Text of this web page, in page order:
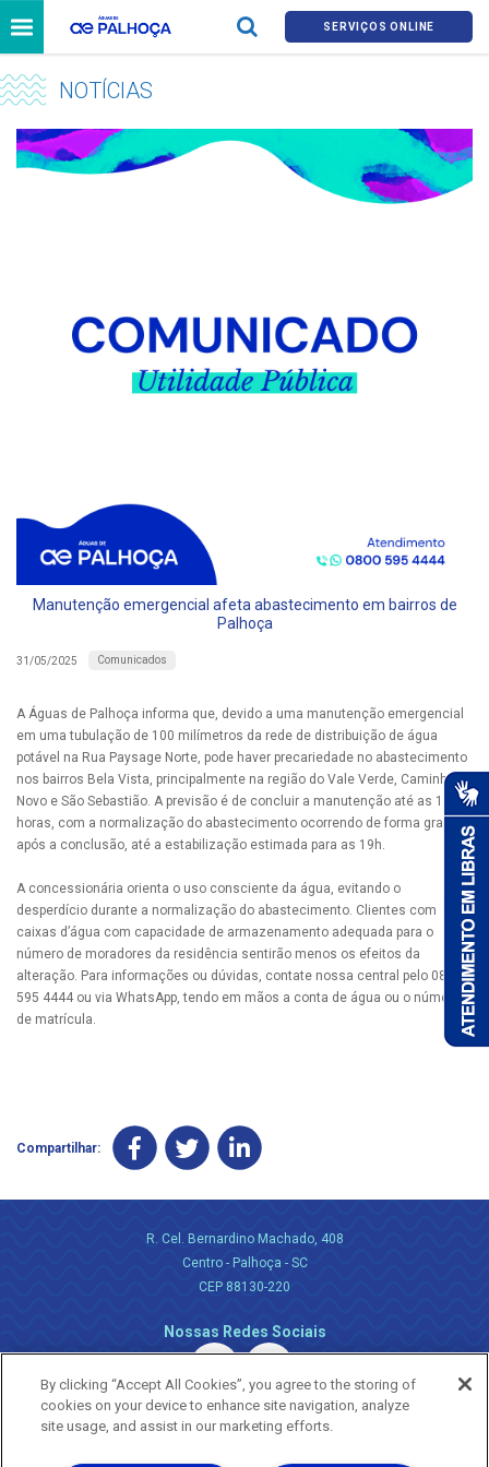
SERVIÇOS ONLINE
NOTÍCIAS
Manutenção emergencial afeta abastecimento em bairros de
Palhoça
31/05/2025 Comunicados
A Águas de Palhoça informa que, devido a uma manutenção emergencial
em uma tubulação de 100 milímetros da rede de distribuição de água
potável na Rua Paysage Norte, pode haver precariedade no abastecimento
nos bairros Bela Vista, principalmente na região do Vale Verde, Caminho
Novo e São Sebastião. A previsão é de concluir a manutenção até as 16
horas, com a normalização do abastecimento ocorrendo de forma gradual
após a conclusão, até a estabilização estimada para as 19h.
A concessionária orienta o uso consciente da água, evitando o
desperdício durante a normalização do abastecimento. Clientes com
caixas d’água com capacidade de armazenamento adequada para o
número de moradores da residência sentirão menos os efeitos da
alteração. Para informações ou dúvidas, contate nossa central pelo 0800
595 4444 ou via WhatsApp, tendo em mãos a conta de água ou o número
de matrícula.
Compartilhar:
R. Cel. Bernardino Machado, 408
Centro - Palhoça - SC
CEP 88130-220
Nossas Redes Sociais
By clicking “Accept All Cookies”, you agree to the storing of
cookies on your device to enhance site navigation, analyze
site usage, and assist in our marketing efforts.